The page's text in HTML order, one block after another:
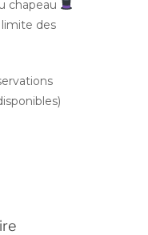
chapeau
limite des